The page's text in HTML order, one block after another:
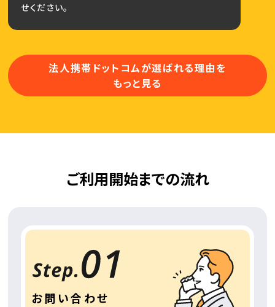
せください。
法人携帯ドットコムが選ばれる理由を
もっと見る
ご利用開始までの流れ
お問い合わせ